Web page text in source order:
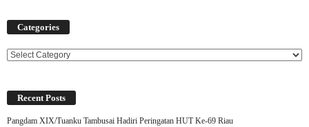
Categories
Categories
Recent Posts
Pangdam XIX/Tuanku Tambusai Hadiri Peringatan HUT Ke-69 Riau